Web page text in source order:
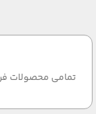
تمامی محصولات